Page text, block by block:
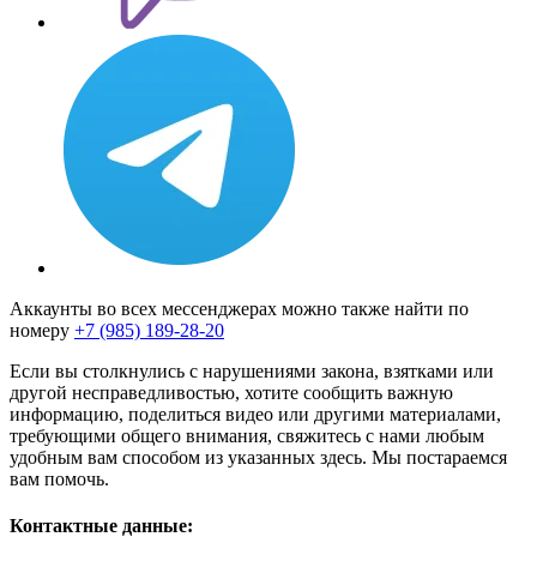
Аккаунты во всех мессенджерах можно также найти по
номеру +7 (985) 189-28-20
Если вы столкнулись с нарушениями закона, взятками или
другой несправедливостью, хотите сообщить важную
информацию, поделиться видео или другими материалами,
требующими общего внимания, свяжитесь с нами любым
удобным вам способом из указанных здесь. Мы постараемся
вам помочь.
Контактные данные: